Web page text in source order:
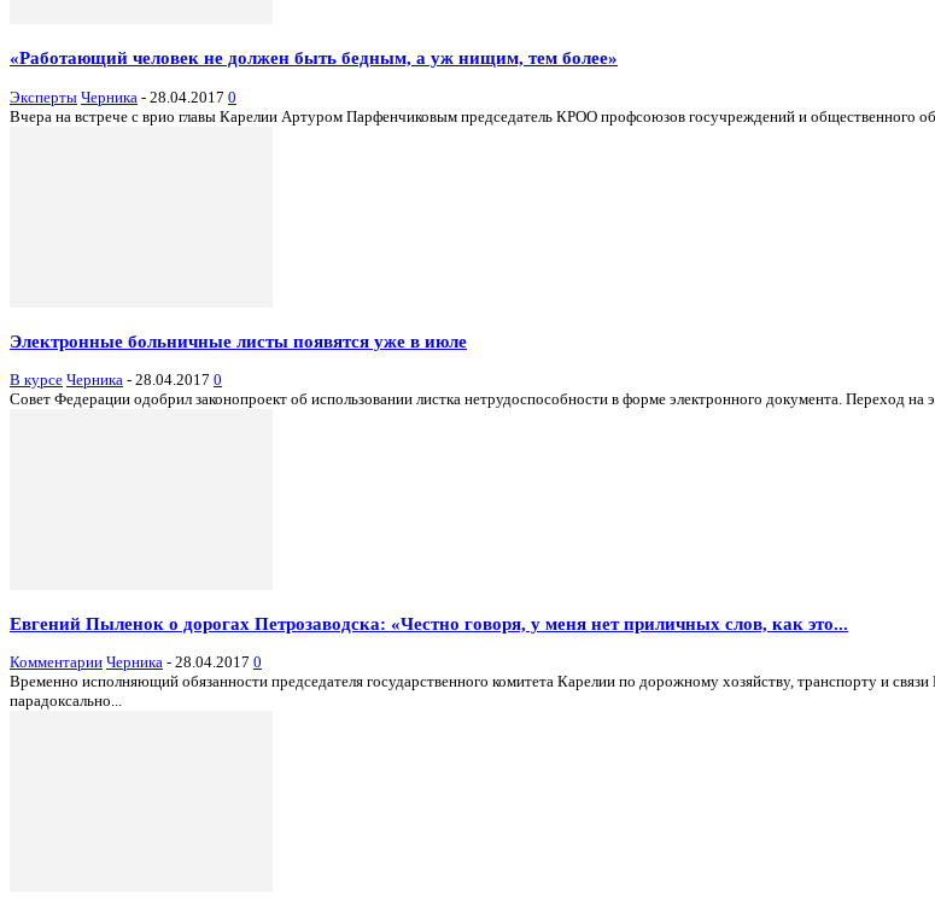
«Работающий человек не должен быть бедным, а уж нищим, тем более»
Эксперты Черника - 28.04.2017 0
Вчера на встрече с врио главы Карелии Артуром Парфенчиковым председатель КРОО профсоюзов госучреждений и общественного
Электронные больничные листы появятся уже в июле
В курсе Черника - 28.04.2017 0
Совет Федерации одобрил законопроект об использовании листка нетрудоспособности в форме электронного документа. Переход
Евгений Пыленок о дорогах Петрозаводска: «Честно говоря, у меня нет приличных слов, как это...
Комментарии Черника - 28.04.2017 0
Временно исполняющий обязанности председателя государственного комитета Карелии по дорожному хозяйству, транспорту и
парадоксально...